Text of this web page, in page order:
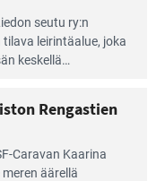
seutu ry:n
leirintäalue, joka
kes­kellä
kauniit
virkistäytymis­
Rengastien
Caravan Kaarina
äärellä